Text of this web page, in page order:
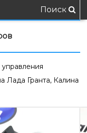
Поиск
Лада Гранта, Калина